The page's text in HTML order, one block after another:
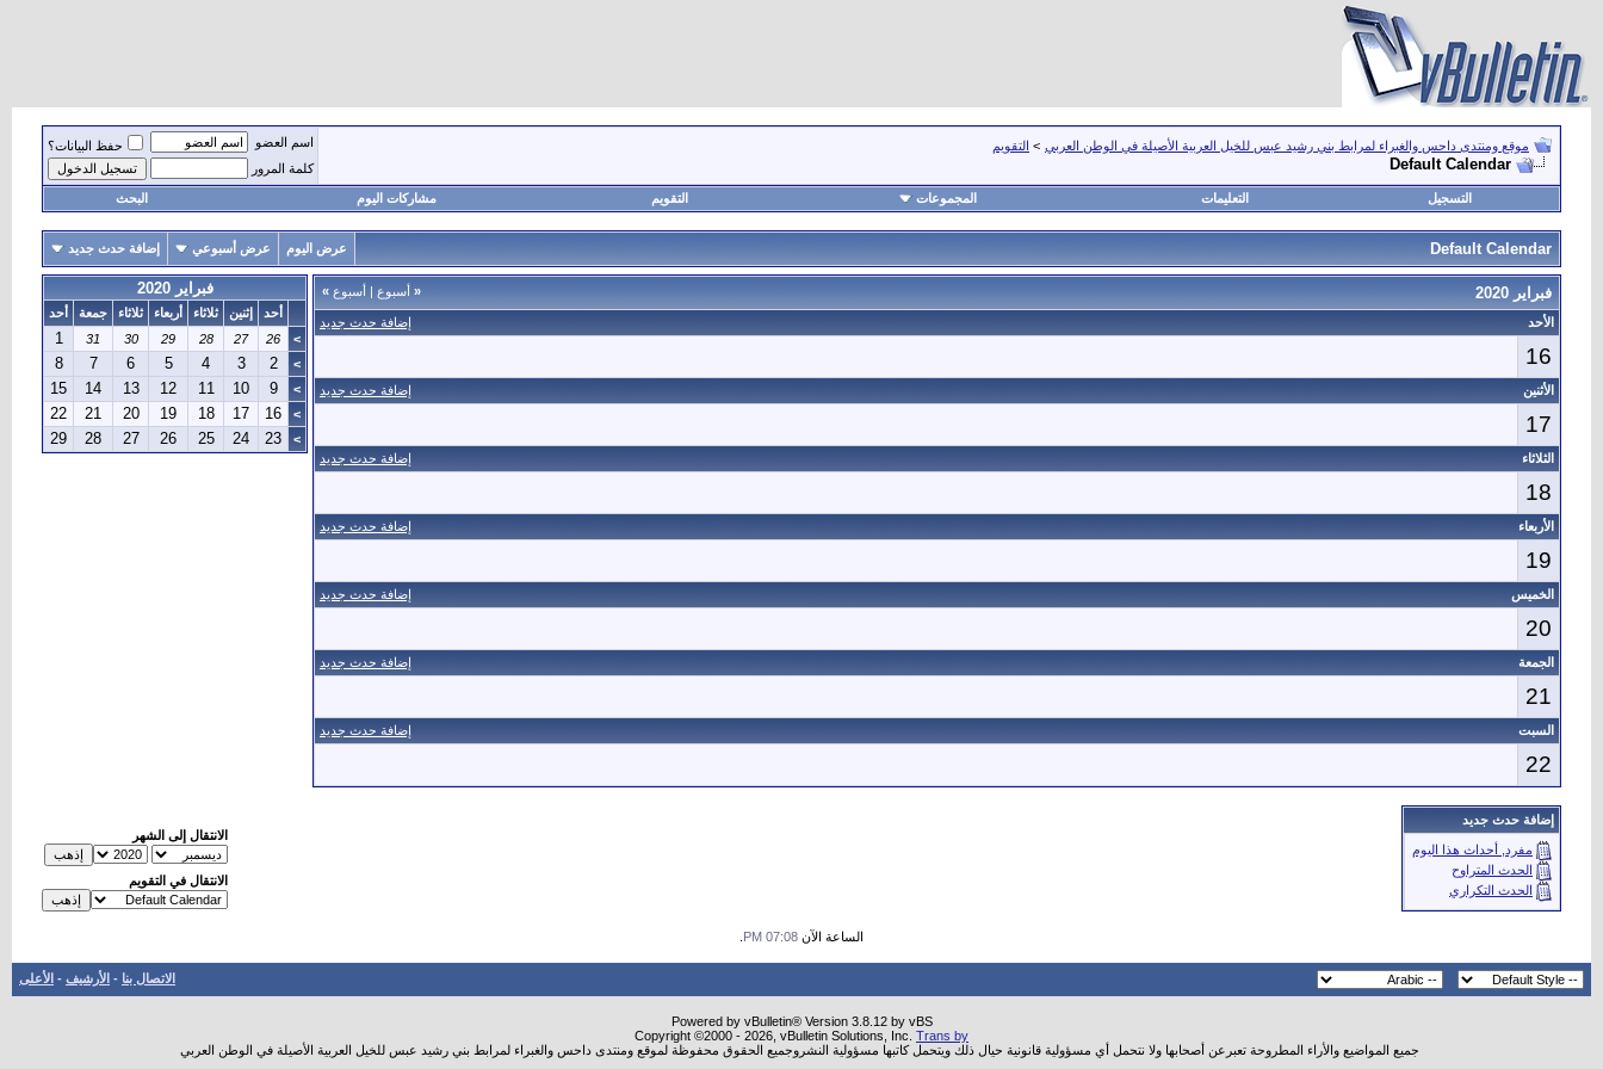
موقع ومنتدى داحس والغبراء لمرابط بني رشيد عبس للخيل العربية الأصيلة في الوطن العربي > التقويم
Default Calendar
اسم العضو
حفظ البيانات؟
كلمة المرور
التسجيل التعليمات المجموعات التقويم مشاركات اليوم البحث
Default Calendar عرض اليوم عرض أسبوعي إضافة حدث جديد
« أسبوع | أسبوع » فبراير 2020
إضافة حدث جديد الأحد
16
إضافة حدث جديد الأثنين
17
إضافة حدث جديد الثلاثاء
18
إضافة حدث جديد الأربعاء
19
إضافة حدث جديد الخميس
20
إضافة حدث جديد الجمعة
21
إضافة حدث جديد السبت
22
فبراير 2020
أحد إثنين ثلاثاء أربعاء ثلاثاء جمعة
أحد
>
26
27
28
29
30
31
1
>
2
3
4
5
6
7
8
>
9
10
11
12
13
14
15
>
16
17
18
19
20
21
22
>
23
24
25
26
27
28
29
إضافة حدث جديد
مفرد, أحداث هذا اليوم
الحدث المتراوح
الحدث التكراري
الانتقال إلى الشهر
الانتقال في التقويم
الساعة الآن 07:08 PM
الاتصال بنا - الأرشيف - الأعلى
Powered by vBulletin® Version 3.8.12 by vBS
Copyright ©2000 - 2026, vBulletin Solutions, Inc. Trans by
جميع المواضيع والأراء المطروحة تعبرعن أصحابها ولا نتحمل أي مسؤولية قانونية حيال ذلك ويتحمل كاتبها مسؤولية النشروجميع الحقوق محفوظة لموقع ومنتدى داحس والغبراء لمرابط بني رشيد عبس للخيل العربية الأصيلة في الوطن العربي